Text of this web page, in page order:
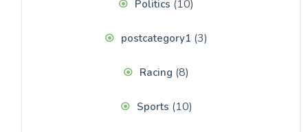
Politics (10)
postcategory1 (3)
Racing (8)
Sports (10)